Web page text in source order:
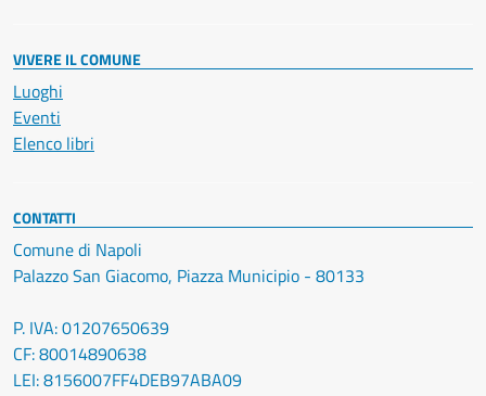
VIVERE IL COMUNE
Luoghi
Eventi
Elenco libri
CONTATTI
Comune di Napoli
Palazzo San Giacomo, Piazza Municipio - 80133
P. IVA: 01207650639
CF: 80014890638
LEI: 8156007FF4DEB97ABA09